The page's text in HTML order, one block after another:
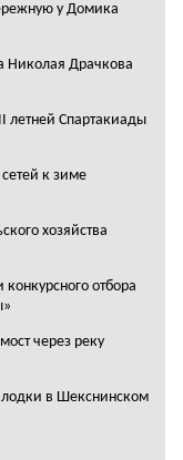
у Домика
Николая Драчкова
летней Спартакиады
к зиме
хозяйства
отбора
через реку
в Шекснинском